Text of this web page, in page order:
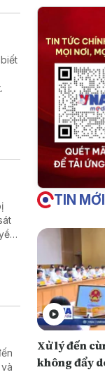
TIN MỚI
Xử lý đến
không đẩy